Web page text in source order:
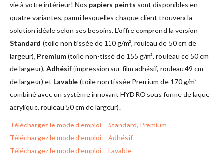
vie à votre intérieur! Nos papiers peints sont disponibles en
quatre variantes, parmi lesquelles chaque client trouvera la
solution idéale selon ses besoins. L’offre comprend la version
Standard (toile non tissée de 110 g/m², rouleau de 50 cm de
largeur), Premium(toile non-tissé de 155 g/m², rouleau de 50 cm
de largeur), Adhésif(impression sur film adhésif, rouleau 49 cm
de largeur) et Lavable (toile non tissée Premium de 170 g/m²
combiné avec un système innovant HYDRO sous forme de laque
acrylique, rouleau 50 cm de largeur).
Téléchargez le mode d’emploi – Standard, Premium
Téléchargez le mode d’emploi – Adhésif
Téléchargez le mode d’emploi – Lavable